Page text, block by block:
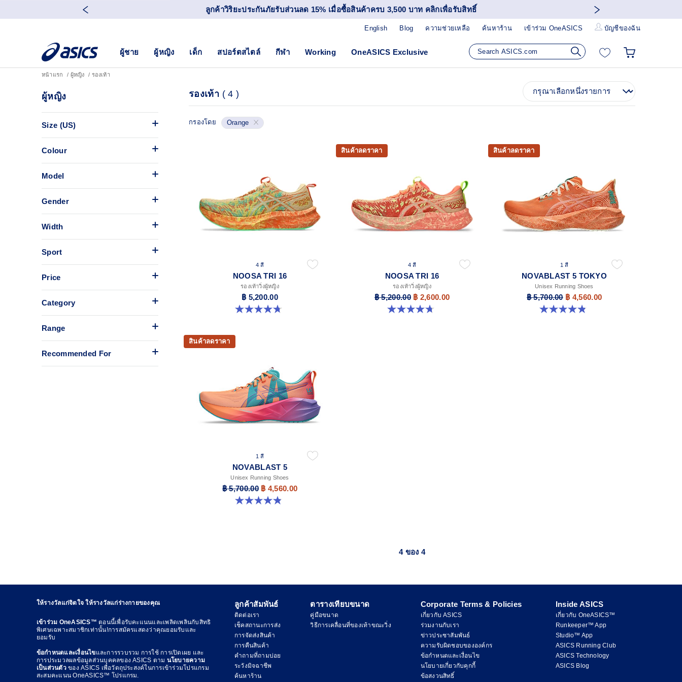
ลูกค้าวิริยะประกันภัยรับส่วนลด 15% เมื่อซื้อสินค้าครบ 3,500 บาท คลิกเพื่อรับสิทธิ์
Blog ความช่วยเหลือ ค้นหาร้าน เข้าร่วม OneASICS บัญชีของฉัน
English
ผู้ชาย ผู้หญิง เด็ก สปอร์ตสไตล์ กีฬา Working OneASICS Exclusive
หน้าแรก ผู้หญิง รองเท้า
ผู้หญิง
Size (US)
Colour
Model
Gender
Width
Sport
Price
Category
Range
Recommended For
รองเท้า (4 )
กรองโดย Orange
4 สี
NOOSA TRI 16
รองเท้าวิ่งผู้หญิง
฿ 5,200.00
4.7 จาก 5 ดาว 297 รีวิว
สินค้าลดราคา
4 สี
NOOSA TRI 16
รองเท้าวิ่งผู้หญิง
฿ 5,200.00 ฿ 2,600.00
4.7 จาก 5 ดาว 297 รีวิว
สินค้าลดราคา
1 สี
NOVABLAST 5 TOKYO
Unisex Running Shoes
฿ 5,700.00 ฿ 4,560.00
4.8 จาก 5 ดาว 101 รีวิว
สินค้าลดราคา
1 สี
NOVABLAST 5
Unisex Running Shoes
฿ 5,700.00 ฿ 4,560.00
4.8 จาก 5 ดาว 78 รีวิว
4 ของ 4
ให้รางวัลแก่จิตใจ ให้รางวัลแก่ร่างกายของคุณ
เข้าร่วม OneASICS™ตอนนี้เพื่อรับคะแนนและเพลิดเพลินกับสิทธิ
พิเศษเฉพาะสมาชิกเท่านั้น!การสมัครแสดงว่าคุณยอมรับและ
ยอมรับ
ข้อกำหนดและเงื่อนไขและการรวบรวม การใช้ การเปิดเผย และ
การประมวลผลข้อมูลส่วนบุคคลของ ASICS ตาม นโยบายความ
เป็นส่วนตัวของ ASICS เพื่อวัตถุประสงค์ในการเข้าร่วมโปรแกรม
สะสมคะแนน OneASICS™ โปรแกรม.
ลูกค้าสัมพันธ์
ติดต่อเรา
เช็คสถานะการส่ง
การจัดส่งสินค้า
การคืนสินค้า
คำถามที่ถามบ่อย
ระวังมิจฉาชีพ
ค้นหาร้าน
ตารางเทียบขนาด
คู่มือขนาด
วิธีการเคลื่อนที่ของเท้าขณะวิ่ง
Corporate Terms & Policies
เกี่ยวกับ ASICS
ร่วมงานกับเรา
ข่าวประชาสัมพันธ์
ความรับผิดชอบขององค์กร
ข้อกำหนดและเงื่อนไข
นโยบายเกี่ยวกับคุกกี้
ข้อสงวนสิทธิ์
Inside ASICS
เกี่ยวกับ OneASICS™
Runkeeper™ App
Studio™ App
ASICS Running Club
ASICS Technology
ASICS Blog